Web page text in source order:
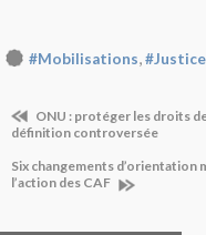
#Mobilisations,#Justice
ONU : protéger les droits
définition controversée
Six changements d’orientation
l’action des CAF